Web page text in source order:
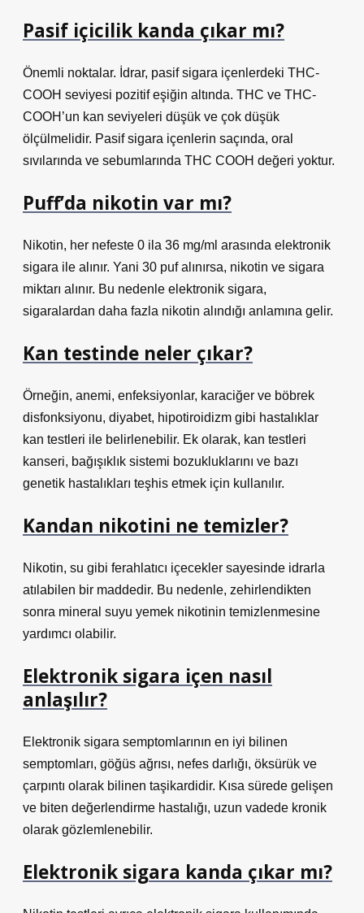
Pasif içicilik kanda çıkar mı?
Önemli noktalar. İdrar, pasif sigara içenlerdeki THC-
COOH seviyesi pozitif eşiğin altında. THC ve THC-
COOH’un kan seviyeleri düşük ve çok düşük
ölçülmelidir. Pasif sigara içenlerin saçında, oral
sıvılarında ve sebumlarında THC COOH değeri yoktur.
Puff’da nikotin var mı?
Nikotin, her nefeste 0 ila 36 mg/ml arasında elektronik
sigara ile alınır. Yani 30 puf alınırsa, nikotin ve sigara
miktarı alınır. Bu nedenle elektronik sigara,
sigaralardan daha fazla nikotin alındığı anlamına gelir.
Kan testinde neler çıkar?
Örneğin, anemi, enfeksiyonlar, karaciğer ve böbrek
disfonksiyonu, diyabet, hipotiroidizm gibi hastalıklar
kan testleri ile belirlenebilir. Ek olarak, kan testleri
kanseri, bağışıklık sistemi bozukluklarını ve bazı
genetik hastalıkları teşhis etmek için kullanılır.
Kandan nikotini ne temizler?
Nikotin, su gibi ferahlatıcı içecekler sayesinde idrarla
atılabilen bir maddedir. Bu nedenle, zehirlendikten
sonra mineral suyu yemek nikotinin temizlenmesine
yardımcı olabilir.
Elektronik sigara içen nasıl
anlaşılır?
Elektronik sigara semptomlarının en iyi bilinen
semptomları, göğüs ağrısı, nefes darlığı, öksürük ve
çarpıntı olarak bilinen taşikardidir. Kısa sürede gelişen
ve biten değerlendirme hastalığı, uzun vadede kronik
olarak gözlemlenebilir.
Elektronik sigara kanda çıkar mı?